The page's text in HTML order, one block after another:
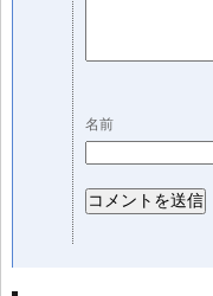
名前